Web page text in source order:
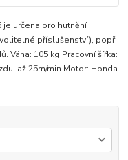
je určena pro hutnění
příslušenství), popř.
Váha: 105 kg Pracovní šířka:
až 25m/min Motor: Honda